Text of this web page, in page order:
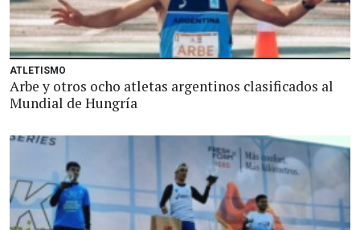
ATLETISMO
Arbe y otros ocho atletas argentinos clasificados al
Mundial de Hungría